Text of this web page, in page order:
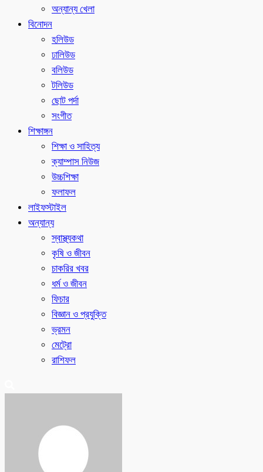
অন্যান্য খেলা
বিনোদন
হলিউড
ঢালিউড
বলিউড
টলিউড
ছোট পর্দা
সংগীত
শিক্ষাঙ্গন
শিক্ষা ও সাহিত্য
ক্যাম্পাস নিউজ
উচ্চশিক্ষা
ফলাফল
লাইফস্টাইল
অন্যান্য
স্বাস্থ্যকথা
কৃষি ও জীবন
চাকরির খবর
ধর্ম ও জীবন
ফিচার
বিজ্ঞান ও প্রযুক্তি
ভ্রমন
মেট্রো
রাশিফল